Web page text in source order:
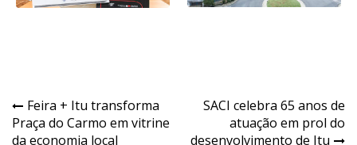
Navegação
de
Feira + Itu transforma
Praça do Carmo em vitrine
da economia local
SACI celebra 65 anos de
atuação em prol do
desenvolvimento de Itu